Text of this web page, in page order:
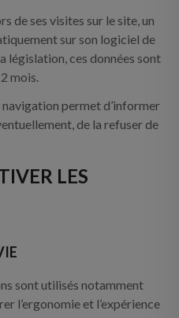
de ses visites sur le site, un
sur son logiciel de
législation, ces données sont
mois.
permet d’informer
de la refuser de
LES
sont utilisés notamment
l’ergonomie et l’expérience